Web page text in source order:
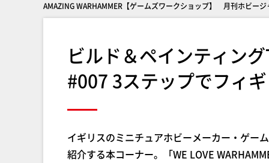
AMAZING WARHAMMER【ゲームズワークショップ】 月刊ホビー
ビルド＆ペインティン
#007 3ステップでフィ
イギリスのミニチュアホビーメーカー・ゲー
紹介する本コーナー。「WE LOVE